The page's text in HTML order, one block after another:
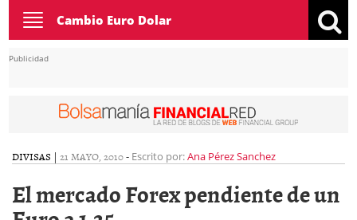
Toggle
navigation
Cambio Euro Dolar
Publicidad
DIVISAS | 21 MAYO, 2010- Escrito por:Ana Pérez Sanchez
El mercado Forex pendiente de un